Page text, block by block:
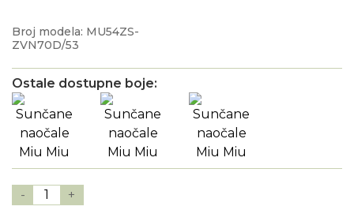
Broj modela: MU54ZS-
ZVN70D/53
Ostale dostupne boje:
- 1 +